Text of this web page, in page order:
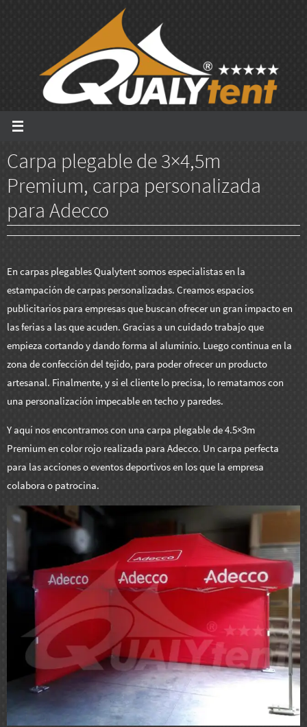
Carpa plegable de 3×4,5m
Premium, carpa personalizada
para Adecco
En carpas plegables Qualytent somos especialistas en la
estampación de carpas personalizadas. Creamos espacios
publicitarios para empresas que buscan ofrecer un gran impacto en
las ferias a las que acuden. Gracias a un cuidado trabajo que
empieza cortando y dando forma al aluminio. Luego continua en la
zona de confección del tejido, para poder ofrecer un producto
artesanal. Finalmente, y si el cliente lo precisa, lo rematamos con
una personalización impecable en techo y paredes.
Y aquí nos encontramos con una carpa plegable de 4.5×3m
Premium en color rojo realizada para Adecco. Un carpa perfecta
para las acciones o eventos deportivos en los que la empresa
colabora o patrocina.